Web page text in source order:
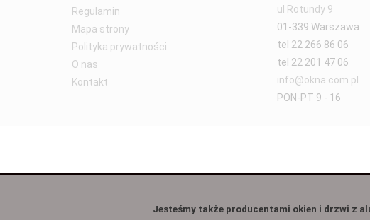
Regulamin
Mapa strony
Polityka prywatności
O nas
Kontakt
ul Rotundy 9
01-339 Warszawa
tel 22 266 86 06
tel 22 201 47 06
info@okna.com.pl
PON-PT 9 - 16
Jesteśmy także producentami okien i drzwi z